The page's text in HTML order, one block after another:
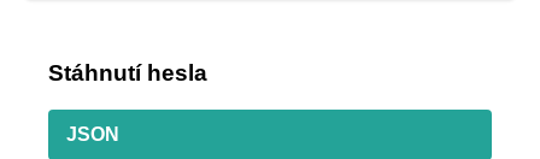
Stáhnutí hesla
JSON